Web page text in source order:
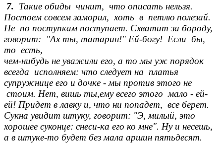
7. Такие обиды чинит, что описать нельзя.
Постоем совсем заморил, хоть в петлю полезай.
Не по поступкам поступает. Схватит за бороду,
говорит: "Ах ты, татарин!" Ей-богу! Если бы,
то есть,
чем-нибудь не уважили его, а то мы уж порядок
всегда исполняем: что следует на платья
супружнице его и дочке - мы против этого не
стоим. Нет, вишь ты,ему всего этого мало - ей-
ей! Придет в лавку и, что ни попадет, все берет.
Сукна увидит штуку, говорит: "Э, милый, это
хорошее суконце: снеси-ка его ко мне". Ну и несешь,
а в штуке-то будет без мала аршин пятьдесят.